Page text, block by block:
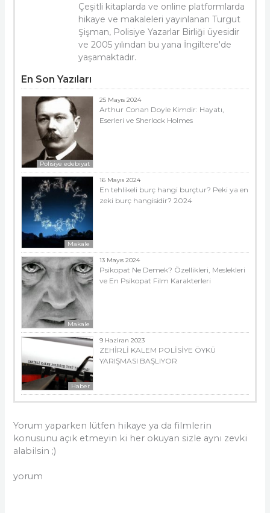
Çeşitli kitaplarda ve online platformlarda
hikaye ve makaleleri yayınlanan Turgut
Şişman, Polisiye Yazarlar Birliği üyesidir
ve 2005 yılından bu yana İngiltere'de
yaşamaktadır.
En Son Yazıları
Polisiye edebiyat
25 Mayıs 2024
Arthur Conan Doyle Kimdir: Hayatı,
Eserleri ve Sherlock Holmes
Makale
16 Mayıs 2024
En tehlikeli burç hangi burçtur? Peki ya en
zeki burç hangisidir? 2024
Makale
13 Mayıs 2024
Psikopat Ne Demek? Özellikleri, Meslekleri
ve En Psikopat Film Karakterleri
Haber
9 Haziran 2023
ZEHİRLİ KALEM POLİSİYE ÖYKÜ
YARIŞMASI BAŞLIYOR
Yorum yaparken lütfen hikaye ya da filmlerin
konusunu açık etmeyin ki her okuyan sizle aynı zevki
alabilsin ;)
yorum